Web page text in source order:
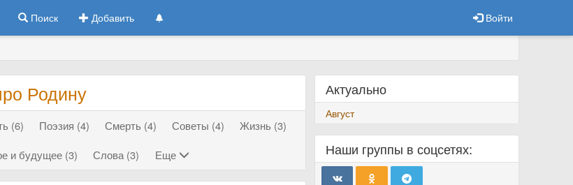
Поиск Добавить Войти
Родину
(6) Поэзия (4) Смерть (4) Советы (4)
Жизнь (3)
и будущее (3)
Слова (3) Еще
Актуально
Август
Наши группы в соцсетях: